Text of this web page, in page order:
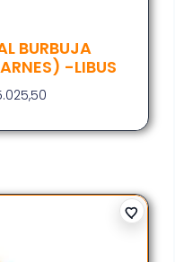
BURBUJA
-LIBUS